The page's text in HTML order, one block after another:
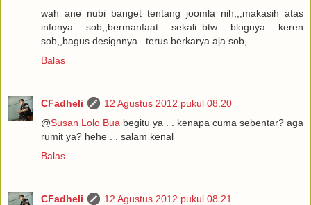
wah ane nubi banget tentang joomla nih,,,makasih atas
infonya sob,,bermanfaat sekali..btw blognya keren
sob,,bagus designnya...terus berkarya aja sob,..
Balas
CFadheli
12 Agustus 2012 pukul 08.20
@Susan Lolo Bua begitu ya . . kenapa cuma sebentar? aga
rumit ya? hehe . . salam kenal
Balas
CFadheli
12 Agustus 2012 pukul 08.21